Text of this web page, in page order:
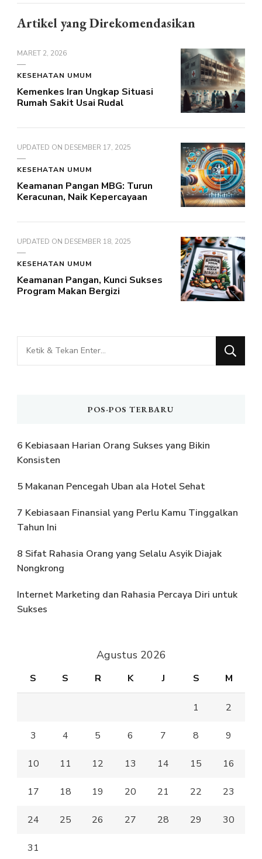
Artikel yang Direkomendasikan
MARET 2, 2026
KESEHATAN UMUM
Kemenkes Iran Ungkap Situasi
Rumah Sakit Usai Rudal
UPDATED ON DESEMBER 17, 2025
KESEHATAN UMUM
Keamanan Pangan MBG: Turun
Keracunan, Naik Kepercayaan
UPDATED ON DESEMBER 18, 2025
KESEHATAN UMUM
Keamanan Pangan, Kunci Sukses
Program Makan Bergizi
Mencari
Sesuatu?
POS-POS TERBARU
6 Kebiasaan Harian Orang Sukses yang Bikin
Konsisten
5 Makanan Pencegah Uban ala Hotel Sehat
7 Kebiasaan Finansial yang Perlu Kamu Tinggalkan
Tahun Ini
8 Sifat Rahasia Orang yang Selalu Asyik Diajak
Nongkrong
Internet Marketing dan Rahasia Percaya Diri untuk
Sukses
Agustus 2026
S S R K J S M
1 2
3 4 5 6 7 8 9
10 11 12 13 14 15 16
17 18 19 20 21 22 23
24 25 26 27 28 29 30
31